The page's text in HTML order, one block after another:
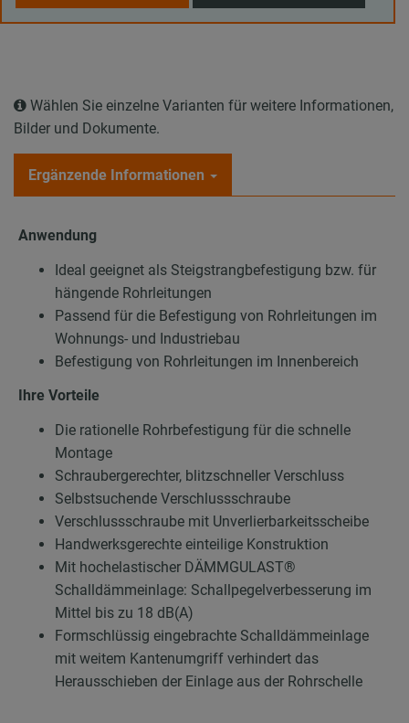
Wählen Sie einzelne Varianten für weitere Informationen,
Bilder und Dokumente.
Ergänzende Informationen
Anwendung
Ideal geeignet als Steigstrangbefestigung bzw. für
hängende Rohrleitungen
Passend für die Befestigung von Rohrleitungen im
Wohnungs- und Industriebau
Befestigung von Rohrleitungen im Innenbereich
Ihre Vorteile
Die rationelle Rohrbefestigung für die schnelle
Montage
Schraubergerechter, blitzschneller Verschluss
Selbstsuchende Verschlussschraube
Verschlussschraube mit Unverlierbarkeitsscheibe
Handwerksgerechte einteilige Konstruktion
Mit hochelastischer DÄMMGULAST®
Schalldämmeinlage: Schallpegelverbesserung im
Mittel bis zu 18 dB(A)
Formschlüssig eingebrachte Schalldämmeinlage
mit weitem Kantenumgriff verhindert das
Herausschieben der Einlage aus der Rohrschelle